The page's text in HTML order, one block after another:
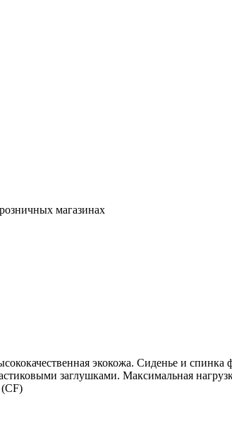
магазинах
экокожа. Сиденье и
заглушками. Максимальная
(CF)